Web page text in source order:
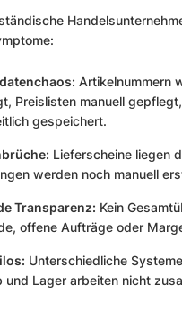
Artikelnummern
Preislisten manuell
gespeichert.
Lieferscheine liegen
werden noch manuell
Transparenz: Kein
offene Aufträge oder
Unterschiedliche
und Lager arbeiten nicht